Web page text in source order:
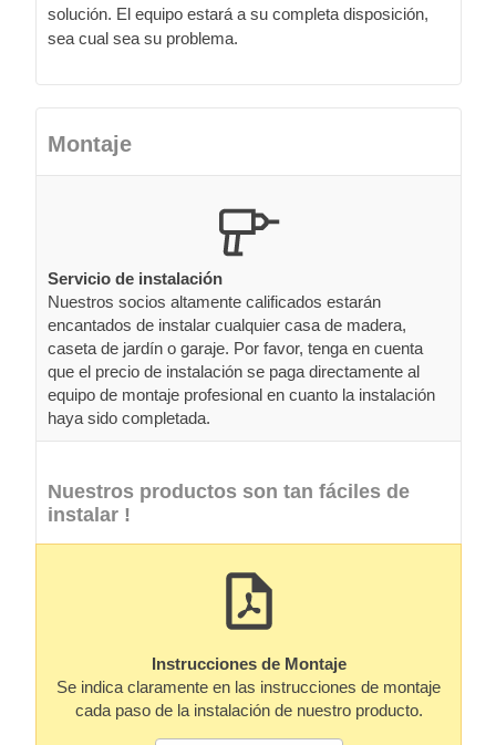
solución. El equipo estará a su completa disposición,
sea cual sea su problema.
Montaje
Servicio de instalación
Nuestros socios altamente calificados estarán
encantados de instalar cualquier casa de madera,
caseta de jardín o garaje. Por favor, tenga en cuenta
que el precio de instalación se paga directamente al
equipo de montaje profesional en cuanto la instalación
haya sido completada.
Nuestros productos son tan fáciles de
instalar !
Instrucciones de Montaje
Se indica claramente en las instrucciones de montaje
cada paso de la instalación de nuestro producto.